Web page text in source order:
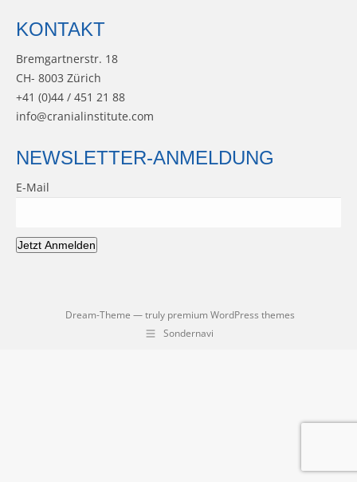
KONTAKT
Bremgartnerstr. 18
CH- 8003 Zürich
+41 (0)44 / 451 21 88
info@cranialinstitute.com
NEWSLETTER-ANMELDUNG
E-Mail
Jetzt Anmelden
Dream-Theme — truly premium WordPress themes
Sondernavi